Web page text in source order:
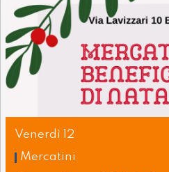
Venerdì 12
Mercatini